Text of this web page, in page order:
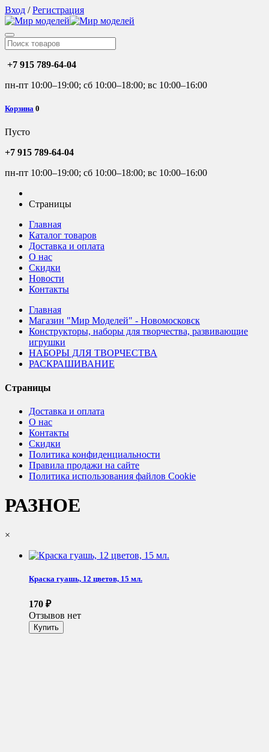
Вход /Регистрация
+7 915 789-64-04
пн-пт 10:00–19:00; сб 10:00–18:00; вс 10:00–16:00
Корзина 0
Пусто
+7 915 789-64-04
пн-пт 10:00–19:00; сб 10:00–18:00; вс 10:00–16:00
Страницы
Главная
Каталог товаров
Доставка и оплата
О нас
Скидки
Новости
Контакты
Главная
Магазин "Мир Моделей" - Новомосковск
Конструкторы, наборы для творчества, развивающие
игрушки
НАБОРЫ ДЛЯ ТВОРЧЕСТВА
РАСКРАШИВАНИЕ
Страницы
Доставка и оплата
О нас
Контакты
Скидки
Политика конфиденциальности
Правила продажи на сайте
Политика использования файлов Cookie
РАЗНОЕ
×
Краска гуашь, 12 цветов, 15 мл.
170 ₽
Отзывов нет